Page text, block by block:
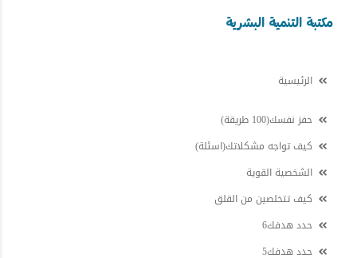
مكتبة التنمية البشرية
الرئيسية
حفز نفسك(100 طريقة)
كيف تواجه مشكلاتك(اسئلة)
الشخصية القوية
كيف تتخلصين من القلق
حدد هدفك6
حدد هدفك5